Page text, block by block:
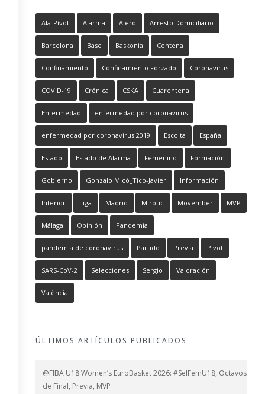
Ala-Pívot Alarma Alero Arresto Domiciliario
Barcelona Base Baskonia Centena
Confinamiento Confinamiento Forzado Coronavirus
COVID-19 Crónica CSKA Cuarentena
Enfermedad enfermedad por coronavirus
enfermedad por coronavirus 2019 Escolta España
Estado Estado de Alarma Femenino Formación
Gobierno Gonzalo Micó_Tico-Javier Información
Interior Liga Madrid Mirotic Movember MVP
Málaga Opinión Pandemia
pandemia de coronavirus Partido Previa Pívot
SARS-CoV-2 Selecciones Sergio Valoración
València
ÚLTIMOS ARTÍCULOS PUBLICADOS
@FIBA U18 Women’s EuroBasket 2026: #SelFemU18, Octavos
de Final, Previa, MVP